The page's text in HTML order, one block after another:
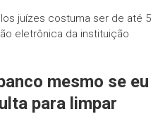
juízes costuma ser de até 5
eletrônica da instituição
mesmo se eu
para limpar